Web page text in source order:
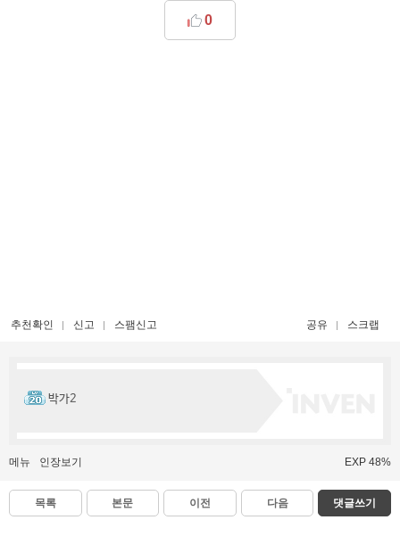
0
추천확인 신고 스팸신고 공유 스크랩
박가2
메뉴 인장보기 EXP 48%
목록 본문 이전 다음 댓글쓰기